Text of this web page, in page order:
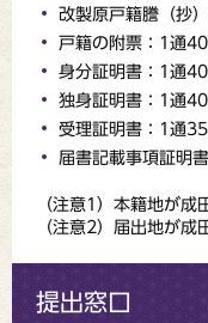
改製原戸籍謄（抄
戸籍の附票：1通
身分証明書：1通
独身証明書：1通
受理証明書：1通
届書記載事項証明
（注意1）本籍地が成
（注意2）届出地が成
提出窓口